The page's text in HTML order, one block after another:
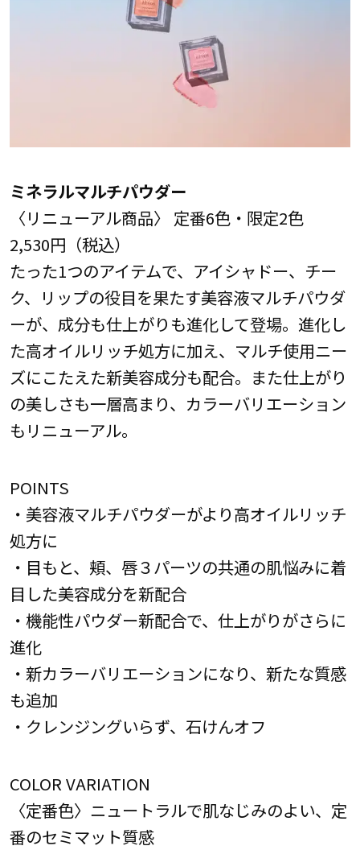
ミネラルマルチパウダー
〈リニューアル商品〉 定番6色・限定2色
2,530円（税込）
たった1つのアイテムで、アイシャドー、チー
ク、リップの役目を果たす美容液マルチパウダ
ーが、成分も仕上がりも進化して登場。進化し
た高オイルリッチ処方に加え、マルチ使用ニー
ズにこたえた新美容成分も配合。また仕上がり
の美しさも一層高まり、カラーバリエーション
もリニューアル。
POINTS
・美容液マルチパウダーがより高オイルリッチ
処方に
・目もと、頬、唇３パーツの共通の肌悩みに着
目した美容成分を新配合
・機能性パウダー新配合で、仕上がりがさらに
進化
・新カラーバリエーションになり、新たな質感
も追加
・クレンジングいらず、石けんオフ
COLOR VARIATION
〈定番色〉ニュートラルで肌なじみのよい、定
番のセミマット質感